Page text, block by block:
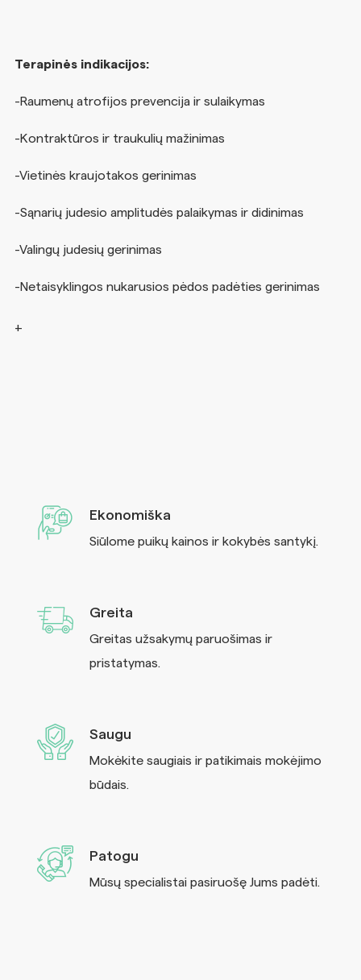
Terapinės indikacijos:
-Raumenų atrofijos prevencija ir sulaikymas
-Kontraktūros ir traukulių mažinimas
-Vietinės kraujotakos gerinimas
-Sąnarių judesio amplitudės palaikymas ir didinimas
-Valingų judesių gerinimas
-Netaisyklingos nukarusios pėdos padėties gerinimas
Ekonomiška
Siūlome puikų kainos ir kokybės santykį.
Greita
Greitas užsakymų paruošimas ir
pristatymas.
Saugu
Mokėkite saugiais ir patikimais mokėjimo
būdais.
Patogu
Mūsų specialistai pasiruošę Jums padėti.